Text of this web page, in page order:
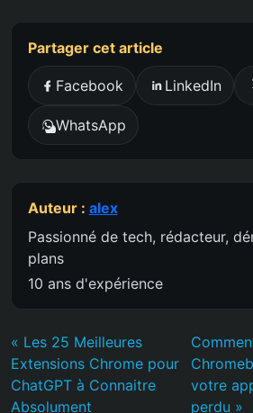
Partager cet article
Facebook LinkedIn
WhatsApp
Auteur : alex
Passionné de tech, rédacteur,
plans
10 ans d'expérience
« Les 25 Meilleures
Extensions Chrome pour
ChatGPT à Connaitre
Absolument
votre
perdu »